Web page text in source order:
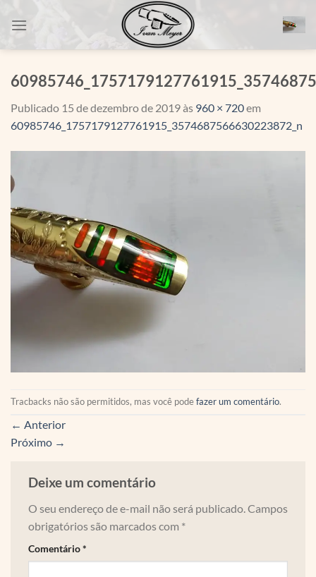
Publicado 15 de dezembro de 2019às 960 × 720em
60985746_1757179127761915_3574687566630223872_n
Tracbacks não são permitidos, mas você podefazer um comentário.
← Anterior
Próximo →
Deixe um comentário
O seu endereço de e-mail não será publicado.Campos
obrigatórios são marcados com *
Comentário*